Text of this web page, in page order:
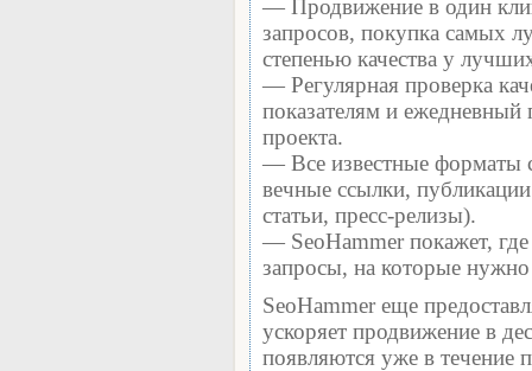
— Продвижение в один
запросов, покупка самых
степенью качества у
— Регулярная проверка
показателям и ежедневный
проекта.
— Все известные форматы
вечные ссылки,
статьи, пресс-релизы).
— SeoHammer покажет,
запросы, на которые
SeoHammer еще
ускоряет продвижение в
появляются уже в течение